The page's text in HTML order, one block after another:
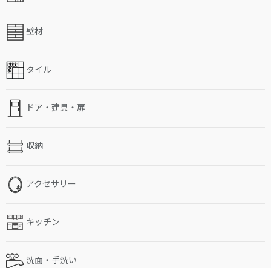
壁材
タイル
ドア・建具・扉
収納
アクセサリー
キッチン
洗面・手洗い